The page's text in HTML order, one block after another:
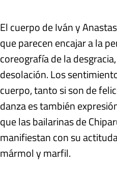
El cuerpo de Iván y
que parecen encajar a la
coreografía de la
desolación. Los
cuerpo, tanto si son de
danza es también
que las bailarinas de
manifiestan con su
mármol y marfil.